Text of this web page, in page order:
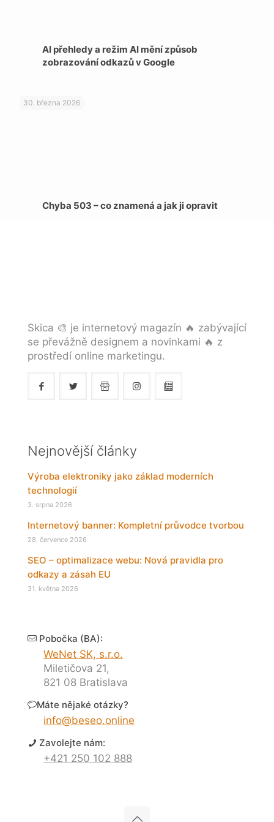
AI přehledy a režim AI mění způsob
zobrazování odkazů v Google
30. března 2026
Chyba 503 – co znamená a jak ji opravit
Skica 🎨 je internetový magazín 🔥 zabývající
se převážně designem a novinkami 🔥 z
prostředí online marketingu.
Nejnovější články
Výroba elektroniky jako základ moderních
technologií
3. srpna 2026
Internetový banner: Kompletní průvodce tvorbou
28. července 2026
SEO – optimalizace webu: Nová pravidla pro
odkazy a zásah EU
31. května 2026
Pobočka (BA):
WeNet SK, s.r.o.
Miletičova 21,
821 08 Bratislava
Máte nějaké otázky?
info@beseo.online
Zavolejte nám:
+421 250 102 888